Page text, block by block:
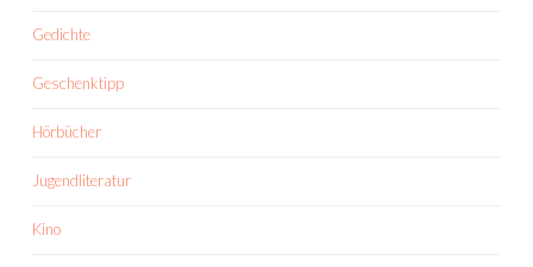
Gedichte
Geschenktipp
Hörbücher
Jugendliteratur
Kino